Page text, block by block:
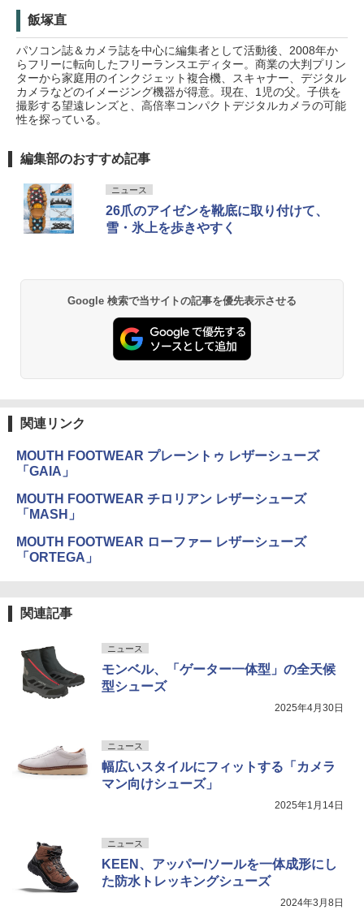
飯塚直
パソコン誌＆カメラ誌を中心に編集者として活動後、2008年か
らフリーに転向したフリーランスエディター。商業の大判プリン
ターから家庭用のインクジェット複合機、スキャナー、デジタル
カメラなどのイメージング機器が得意。現在、1児の父。子供を
撮影する望遠レンズと、高倍率コンパクトデジタルカメラの可能
性を探っている。
編集部のおすすめ記事
ニュース
26爪のアイゼンを靴底に取り付けて、
雪・氷上を歩きやすく
Google 検索で当サイトの記事を優先表示させる
関連リンク
MOUTH FOOTWEAR プレーントゥ レザーシューズ
「GAIA」
MOUTH FOOTWEAR チロリアン レザーシューズ
「MASH」
MOUTH FOOTWEAR ローファー レザーシューズ
「ORTEGA」
関連記事
ニュース
モンベル、「ゲーター一体型」の全天候
型シューズ
2025年4月30日
ニュース
幅広いスタイルにフィットする「カメラ
マン向けシューズ」
2025年1月14日
ニュース
KEEN、アッパー/ソールを一体成形にし
た防水トレッキングシューズ
2024年3月8日